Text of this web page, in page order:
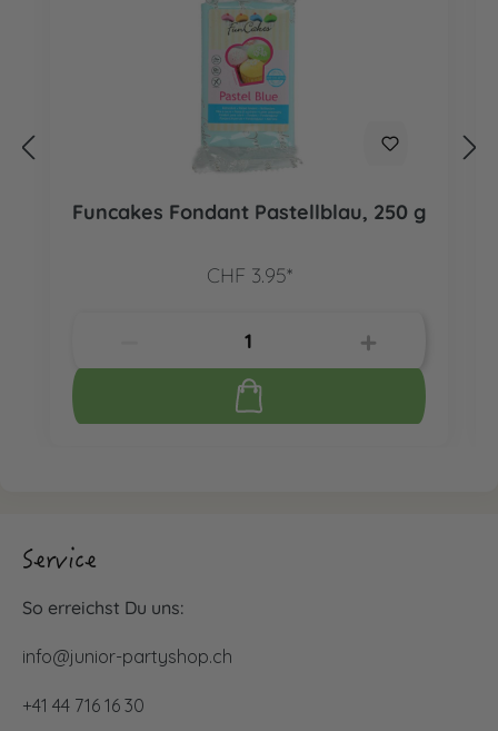
Funcakes Fondant Pastellblau, 250 g
CHF 3.95*
Service
So erreichst Du uns:
info@junior-partyshop.ch
+41 44 716 16 30